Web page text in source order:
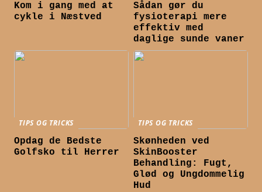
Kom i gang med at
cykle i Næstved
Sådan gør du
fysioterapi mere
effektiv med
daglige sunde vaner
TIPS OG TRICKS
Opdag de Bedste
Golfsko til Herrer
TIPS OG TRICKS
Skønheden ved
SkinBooster
Behandling: Fugt,
Glød og Ungdommelig
Hud